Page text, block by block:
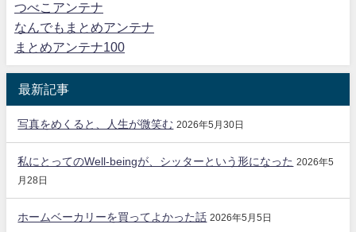
つべこアンテナ
なんでもまとめアンテナ
まとめアンテナ100
最新記事
写真をめくると、人生が微笑む 2026年5月30日
私にとってのWell-beingが、シッターという形になった 2026年5
月28日
ホームベーカリーを買ってよかった話 2026年5月5日